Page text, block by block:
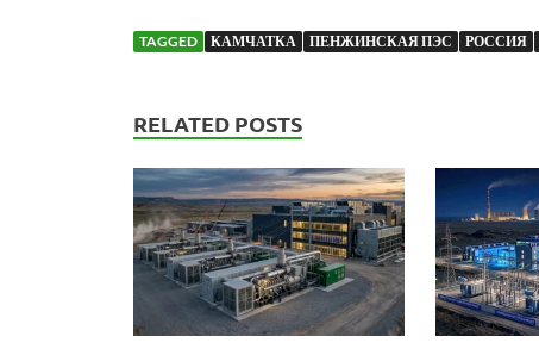
TAGGED КАМЧАТКА ПЕНЖИНСКАЯ ПЭС РОССИЯ
RELATED POSTS